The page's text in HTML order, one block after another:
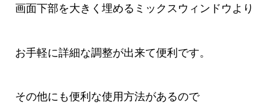
画面下部を大きく埋めるミックスウィンドウより
お手軽に詳細な調整が出来て便利です。
その他にも便利な使用方法があるので